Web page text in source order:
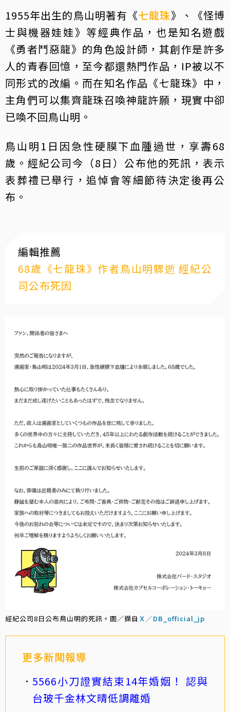
1955年出生的鳥山明著有《七龍珠》、《怪博
士與機器娃娃》等經典作品，也是知名遊戲
《勇者鬥惡龍》的角色設計師，其創作是許多
人的青春回憶，至今都還熱門作品，IP被以不
同形式的改編。而在知名作品《七龍珠》中，
主角們可以集齊龍珠召喚神龍許願，現實中卻
已喚不回鳥山明。
鳥山明1日因急性硬膜下血腫過世，享壽68
歲。經紀公司今（8日）公布他的死訊，表示
表葬禮已舉行，追悼會等細節待決定後再公
布。
編輯推薦
68歲《七龍珠》作者鳥山明驟逝 經紀公
司公布死因
經紀公司8日公布鳥山明的死訊。圖／擷自 Ｘ／DB_official_jp
更多新聞報導
5566小刀證實結束14年婚姻！ 認與
台玻千金林文晴低調離婚